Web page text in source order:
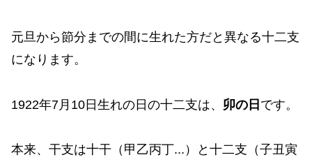
元旦から節分までの間に生れた方だと異なる十二支
になります。
1922年7月10日生れの日の十二支は、 卯の日 です。
本来、干支は十干（甲乙丙丁...）と十二支（子丑寅